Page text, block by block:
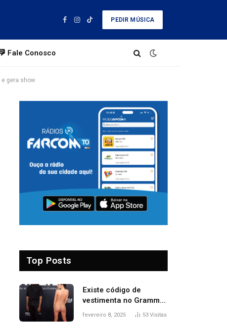
Facebook
Instagram
TikTok
PEDIR MÚSICA
Fale Conosco
e gera show
Top Posts
Existe código de
vestimenta no Grammy?
Questionamento surgiu
fevereiro 8, 2025 53 Visitas